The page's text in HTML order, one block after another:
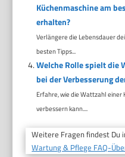
Küchenmaschine am
erhalten?
Verlängere die Lebensdauer
besten Tipps...
Welche Rolle spielt die
bei der Verbesserung
Erfahre, wie die Wattzahl
verbessern kann....
Weitere Fragen findest Du
Wartung & Pflege FAQ-